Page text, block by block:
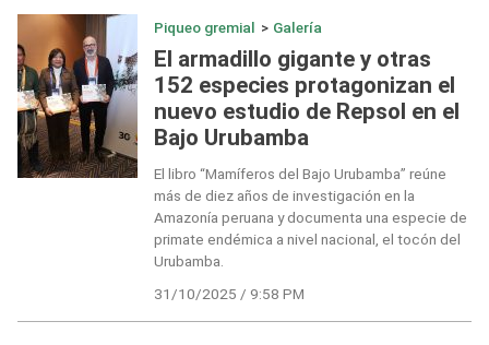
Piqueo gremial > Galería
El armadillo gigante y otras
152 especies protagonizan el
nuevo estudio de Repsol en el
Bajo Urubamba
El libro “Mamíferos del Bajo Urubamba” reúne
más de diez años de investigación en la
Amazonía peruana y documenta una especie de
primate endémica a nivel nacional, el tocón del
Urubamba.
31/10/2025 / 9:58 PM